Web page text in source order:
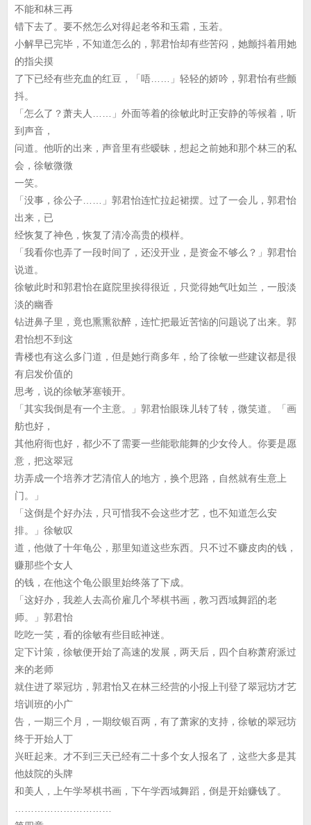
不能和林三再
错下去了。要不然怎么对得起老爷和玉霜，玉若。
小解早已完毕，不知道怎么的，郭君怡却有些苦闷，她颤抖着用她
的指尖摸
了下已经有些充血的红豆，「唔……」轻轻的娇吟，郭君怡有些颤
抖。
「怎么了？萧夫人……」外面等着的徐敏此时正安静的等候着，听
到声音，
问道。他听的出来，声音里有些暧昧，想起之前她和那个林三的私
会，徐敏微微
一笑。
「没事，徐公子……」郭君怡连忙拉起裙摆。过了一会儿，郭君怡
出来，已
经恢复了神色，恢复了清冷高贵的模样。
「我看你也弄了一段时间了，还没开业，是资金不够么？」郭君怡
说道。
徐敏此时和郭君怡在庭院里挨得很近，只觉得她气吐如兰，一股淡
淡的幽香
钻进鼻子里，竟也熏熏欲醉，连忙把最近苦恼的问题说了出来。郭
君怡想不到这
青楼也有这么多门道，但是她行商多年，给了徐敏一些建议都是很
有启发价值的
思考，说的徐敏茅塞顿开。
「其实我倒是有一个主意。」郭君怡眼珠儿转了转，微笑道。「画
舫也好，
其他府衙也好，都少不了需要一些能歌能舞的少女伶人。你要是愿
意，把这翠冠
坊弄成一个培养才艺清倌人的地方，换个思路，自然就有生意上
门。」
「这倒是个好办法，只可惜我不会这些才艺，也不知道怎么安
排。」徐敏叹
道，他做了十年龟公，那里知道这些东西。只不过不赚皮肉的钱，
赚那些个女人
的钱，在他这个龟公眼里始终落了下成。
「这好办，我差人去高价雇几个琴棋书画，教习西域舞蹈的老
师。」郭君怡
吃吃一笑，看的徐敏有些目眩神迷。
定下计策，徐敏便开始了高速的发展，两天后，四个自称萧府派过
来的老师
就住进了翠冠坊，郭君怡又在林三经营的小报上刊登了翠冠坊才艺
培训班的小广
告，一期三个月，一期纹银百两，有了萧家的支持，徐敏的翠冠坊
终于开始人丁
兴旺起来。才不到三天已经有二十多个女人报名了，这些大多是其
他妓院的头牌
和美人，上午学琴棋书画，下午学西域舞蹈，倒是开始赚钱了。